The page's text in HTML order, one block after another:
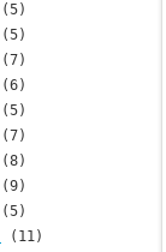
(5)
(5)
(7)
(6)
(5)
(7)
(8)
(9)
(5)
(11)